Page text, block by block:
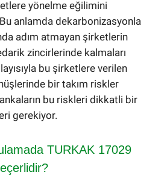
yönelme eğilimini
anlamda dekarbonizasyonla
adım atmayan şirketlerin
zincirlerinde kalmaları
bu şirketlere verilen
bir takım riskler
bu riskleri dikkatli bir
gerekiyor.
TURKAK 17029